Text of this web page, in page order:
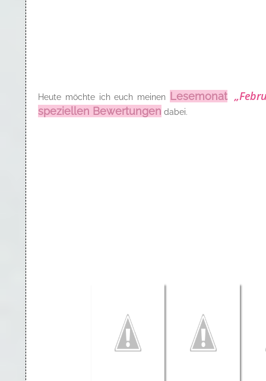
Heute möchte ich euch meinen Lesemonat
speziellen Bewertungen dabei.